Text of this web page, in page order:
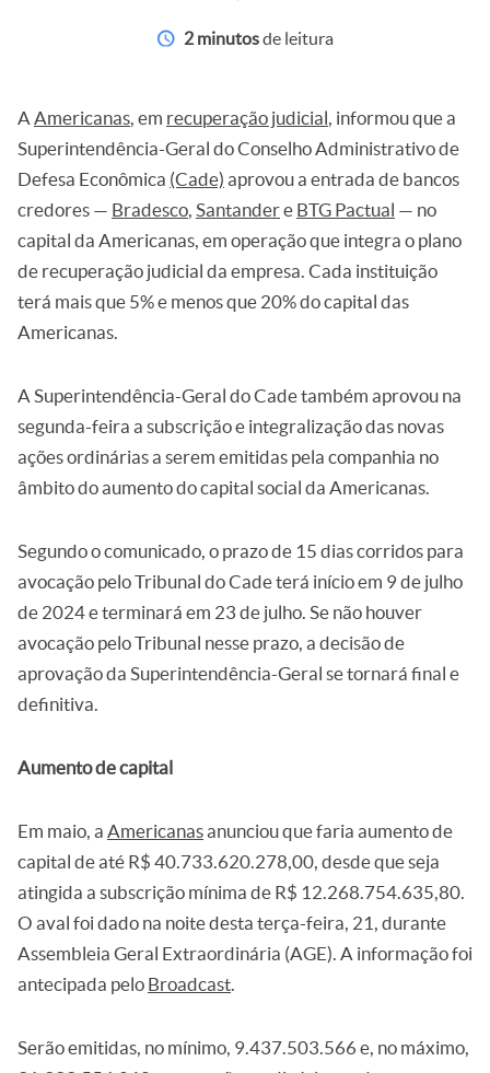
2 minutosde leitura
A Americanas , em recuperação judicial , informou que a
Superintendência-Geral do Conselho Administrativo de
Defesa Econômica (Cade) aprovou a entrada de bancos
credores — Bradesco Santandere BTG Pactual — no
capital da Americanas, em operação que integra o plano
de recuperação judicial da empresa. Cada instituição
terá mais que 5% e menos que 20% do capital das
Americanas.
A Superintendência-Geral do Cade também aprovou na
segunda-feira a subscrição e integralização das novas
ações ordinárias a serem emitidas pela companhia no
âmbito do aumento do capital social da Americanas.
Segundo o comunicado, o prazo de 15 dias corridos para
avocação pelo Tribunal do Cade terá início em 9 de julho
de 2024 e terminará em 23 de julho. Se não houver
avocação pelo Tribunal nesse prazo, a decisão de
aprovação da Superintendência-Geral se tornará final e
definitiva.
Aumento de capital
Em maio, a Americanasanunciou que faria aumento de
capital de até R$ 40.733.620.278,00, desde que seja
atingida a subscrição mínima de R$ 12.268.754.635,80.
O aval foi dado na noite desta terça-feira, 21, durante
Assembleia Geral Extraordinária (AGE). A informação foi
antecipada pelo Broadcast
Serão emitidas, no mínimo, 9.437.503.566 e, no máximo,